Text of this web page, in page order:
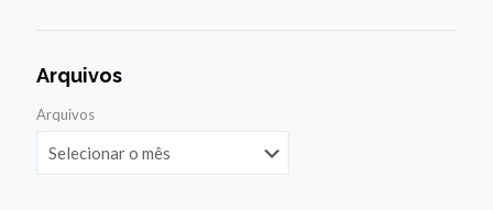
Arquivos
Arquivos